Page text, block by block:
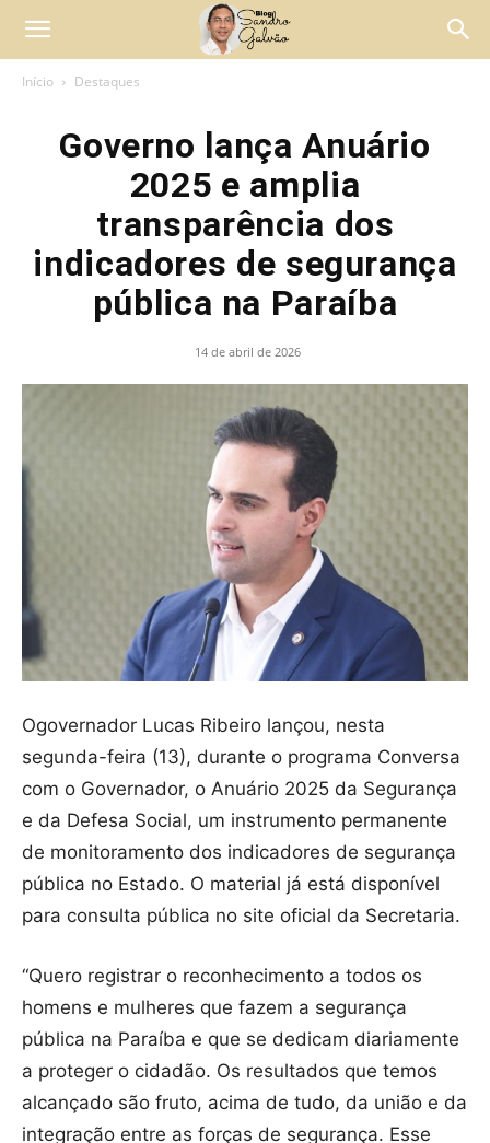
Início Destaques
Governo lança Anuário
2025 e amplia
transparência dos
indicadores de segurança
pública na Paraíba
14 de abril de 2026
Ogovernador Lucas Ribeiro lançou, nesta
segunda-feira (13), durante o programa Conversa
com o Governador, o Anuário 2025 da Segurança
e da Defesa Social, um instrumento permanente
de monitoramento dos indicadores de segurança
pública no Estado. O material já está disponível
para consulta pública no site oficial da Secretaria.
“Quero registrar o reconhecimento a todos os
homens e mulheres que fazem a segurança
pública na Paraíba e que se dedicam diariamente
a proteger o cidadão. Os resultados que temos
alcançado são fruto, acima de tudo, da união e da
integração entre as forças de segurança. Esse